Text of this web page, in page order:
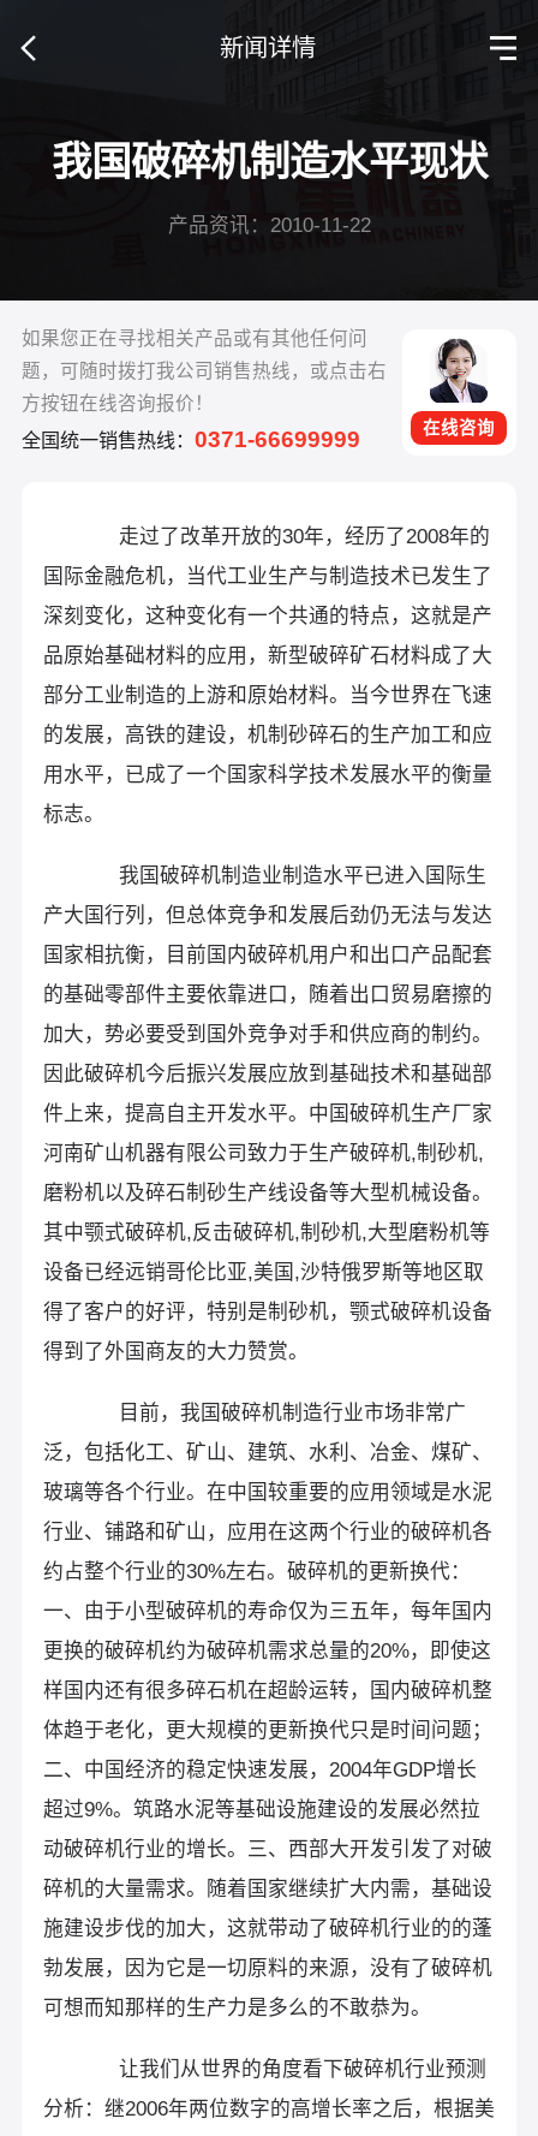
新闻详情
我国破碎机制造水平现状
产品资讯：2010-11-22
如果您正在寻找相关产品或有其他任何问
题，可随时拨打我公司销售热线，或点击右
方按钮在线咨询报价！
全国统一销售热线： 0371-66699999 在线咨询
走过了改革开放的30年，经历了2008年的
国际金融危机，当代工业生产与制造技术已发生了
深刻变化，这种变化有一个共通的特点，这就是产
品原始基础材料的应用，新型破碎矿石材料成了大
部分工业制造的上游和原始材料。当今世界在飞速
的发展，高铁的建设，机制砂碎石的生产加工和应
用水平，已成了一个国家科学技术发展水平的衡量
标志。
我国破碎机制造业制造水平已进入国际生
产大国行列，但总体竞争和发展后劲仍无法与发达
国家相抗衡，目前国内破碎机用户和出口产品配套
的基础零部件主要依靠进口，随着出口贸易磨擦的
加大，势必要受到国外竞争对手和供应商的制约。
因此破碎机今后振兴发展应放到基础技术和基础部
件上来，提高自主开发水平。中国破碎机生产厂家
河南矿山机器有限公司致力于生产破碎机,制砂机,
磨粉机以及碎石制砂生产线设备等大型机械设备。
其中颚式破碎机,反击破碎机,制砂机,大型磨粉机等
设备已经远销哥伦比亚,美国,沙特俄罗斯等地区取
得了客户的好评，特别是制砂机，颚式破碎机设备
得到了外国商友的大力赞赏。
目前，我国破碎机制造行业市场非常广
泛，包括化工、矿山、建筑、水利、冶金、煤矿、
玻璃等各个行业。在中国较重要的应用领域是水泥
行业、铺路和矿山，应用在这两个行业的破碎机各
约占整个行业的30%左右。破碎机的更新换代：
一、由于小型破碎机的寿命仅为三五年，每年国内
更换的破碎机约为破碎机需求总量的20%，即使这
样国内还有很多碎石机在超龄运转，国内破碎机整
体趋于老化，更大规模的更新换代只是时间问题；
二、中国经济的稳定快速发展，2004年GDP增长
超过9%。筑路水泥等基础设施建设的发展必然拉
动破碎机行业的增长。三、西部大开发引发了对破
碎机的大量需求。随着国家继续扩大内需，基础设
施建设步伐的加大，这就带动了破碎机行业的的蓬
勃发展，因为它是一切原料的来源，没有了破碎机
可想而知那样的生产力是多么的不敢恭为。
让我们从世界的角度看下破碎机行业预测
分析：继2006年两位数字的高增长率之后，根据美